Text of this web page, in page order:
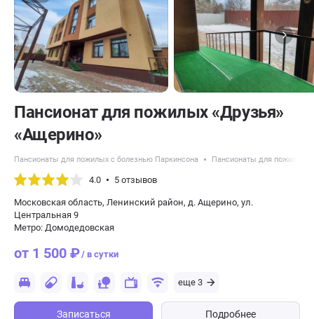
Пансионат для пожилых «Друзья»
«Ащерино»
Пансионаты для пожилых с болезнью Паркинсона Пансионаты для пожилых
4.0 5 отзывов
Московская область, Ленинский район, д. Ащерино, ул.
Центральная 9
Метро: Домодедовская
от 1 500 ₽/ в сутки
еще 3
Записаться Подробнее